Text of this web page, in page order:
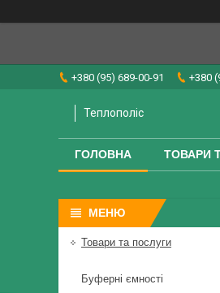
+380 (95) 689-00-91 +380
Теплополіс
ГОЛОВНА ТОВАРИ
Товари та послуги
Буферні ємності